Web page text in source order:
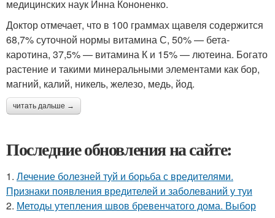
медицинских наук Инна Кононенко.
Доктор отмечает, что в 100 граммах щавеля содержится
68,7% суточной нормы витамина С, 50% — бета-
каротина, 37,5% — витамина К и 15% — лютеина. Богато
растение и такими минеральными элементами как бор,
магний, калий, никель, железо, медь, йод.
читать дальше →
Последние обновления на сайте:
1. Лечение болезней туй и борьба с вредителями.
Признаки появления вредителей и заболеваний у туи
2. Методы утепления швов бревенчатого дома. Выбор